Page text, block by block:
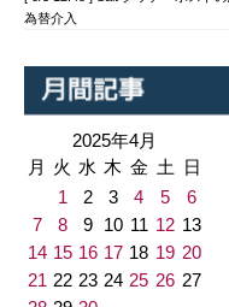
為替介入
2025年4月
月 火 水 木 金 土 日
1 2 3 4 5
6
7
8 9 10 11 12 13
14 15 16 17 18 19 20
21 22 23 24 25 26 27